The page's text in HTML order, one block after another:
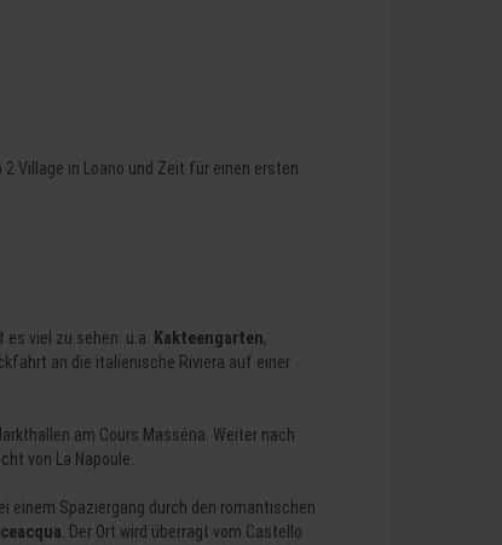
Village in Loano und Zeit für einen ersten
es viel zu sehen: u.a. Kakteengarten,
an die italienische Riviera auf einer
am Cours Masséna. Weiter nach
von La Napoule.
einem Spaziergang durch den romantischen
. Der Ort wird überragt vom Castello